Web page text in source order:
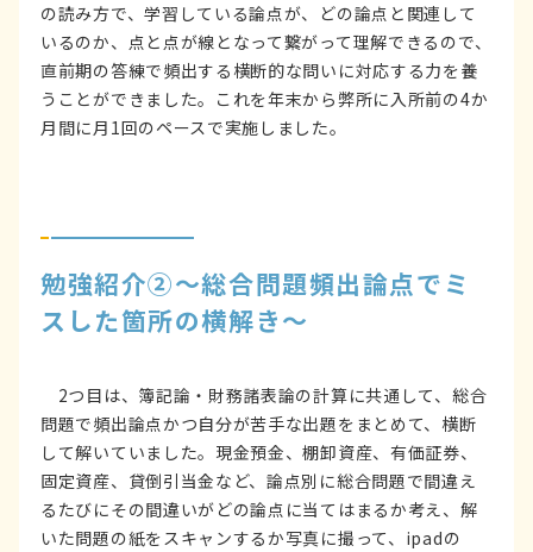
の読み方で、学習している論点が、どの論点と関連して
いるのか、点と点が線となって繋がって理解できるので、
直前期の答練で頻出する横断的な問いに対応する力を養
うことができました。これを年末から弊所に入所前の4か
月間に月1回のペースで実施しました。
勉強紹介②～総合問題頻出論点でミ
スした箇所の横解き～
2つ目は、簿記論・財務諸表論の計算に共通して、総合
問題で頻出論点かつ自分が苦手な出題をまとめて、横断
して解いていました。現金預金、棚卸資産、有価証券、
固定資産、貸倒引当金など、論点別に総合問題で間違え
るたびにその間違いがどの論点に当てはまるか考え、解
いた問題の紙をスキャンするか写真に撮って、ipadの